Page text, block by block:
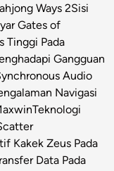
Ways 2Sisi
Gates of
Tinggi Pada
Gangguan
Audio
Navigasi
Teknologi
Kakek Zeus Pada
Data Pada